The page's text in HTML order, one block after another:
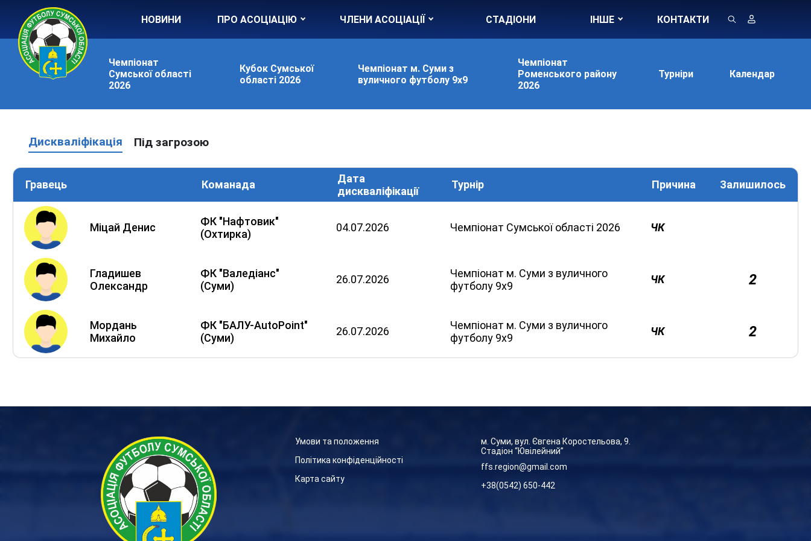
НОВИНИ ПРО АСОЦІАЦІЮ ЧЛЕНИ АСОЦІАЦІЇ СТАДІОНИ ІНШЕ КОНТАКТИ
Чемпіонат
Сумської області
2026
Кубок Сумської
області 2026
Чемпіонат м. Суми з
вуличного футболу 9х9
Чемпіонат
Роменського району
2026
Турніри Календар
Дискваліфікація Під загрозою
Гравець Команада
Дата
дискваліфікації
Турнір Причина Залишилось
Міцай Денис
ФК "Нафтовик"
(Охтирка)
04.07.2026 Чемпіонат Сумської області 2026 ЧК
Гладишев
Олександр
ФК "Валедіанс"
(Суми)
26.07.2026
Чемпіонат м. Суми з вуличного
футболу 9х9
ЧК 2
Мордань
Михайло
ФК "БАЛУ-AutoPoint"
(Суми)
26.07.2026
Чемпіонат м. Суми з вуличного
футболу 9х9
ЧК 2
Умови та положення
Політика конфіденційності
Карта сайту
м. Суми, вул. Євгена Коростельова, 9.
Стадіон “Ювілейний”
ffs.region@gmail.com
+38(0542) 650-442